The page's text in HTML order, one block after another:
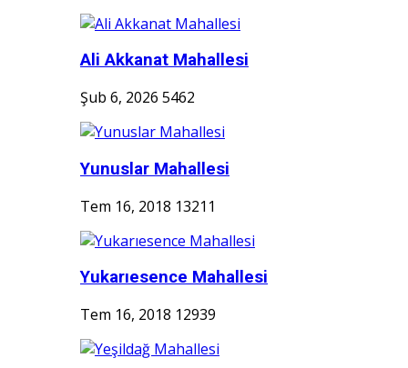
Ali Akkanat Mahallesi
Şub 6, 2026 5462
Yunuslar Mahallesi
Tem 16, 2018 13211
Yukarıesence Mahallesi
Tem 16, 2018 12939